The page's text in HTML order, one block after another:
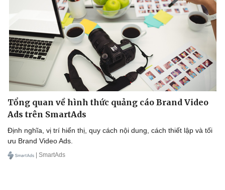
Tổng quan về hình thức quảng cáo Brand Video
Ads trên SmartAds
Định nghĩa, vị trí hiển thị, quy cách nội dung, cách thiết lập và tối
ưu Brand Video Ads.
| SmartAds